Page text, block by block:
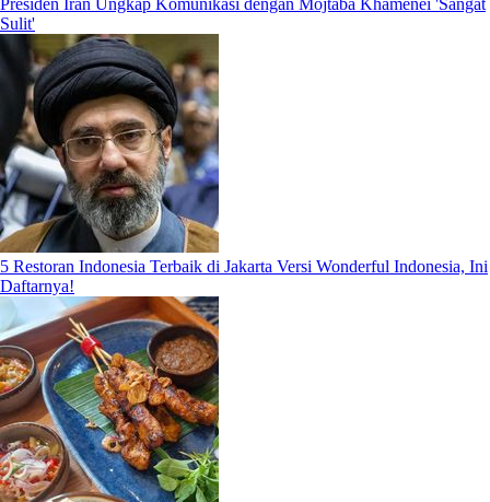
Sulit'
5 Restoran Indonesia Terbaik di Jakarta Versi Wonderful Indonesia, Ini
Daftarnya!